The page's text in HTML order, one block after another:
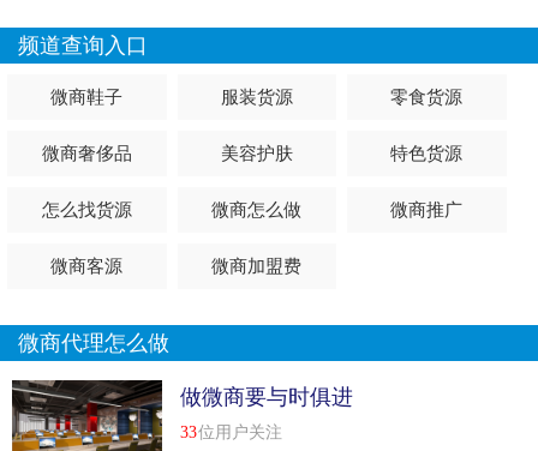
频道查询入口
微商鞋子 服装货源 零食货源
微商奢侈品 美容护肤 特色货源
怎么找货源 微商怎么做 微商推广
微商客源 微商加盟费
微商代理怎么做
做微商要与时俱进
33位用户关注